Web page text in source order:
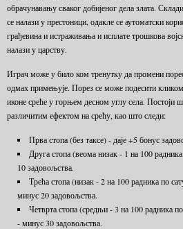
обрачунавању сваког добијеног дела злата.
се налази у престоници, одакле се аутоматски
грађевина и истраживања и исплате трошкова
налази у царству.
Играч може у било ком тренутку да промени
одмах примењује. Порез се може подесити
иконе среће у горњем десном углу села. Постоји
различитим ефектом на срећу, као што следи:
Прва стопа (без таксе) - даје +5 бонус
Друга стопа (веома низак - 1 на 100
10 задовољства.
Трећа стопа (низак - 2 на 100 радника по
минус 20 задовољства.
Четврта стопа (средњи - 3 на 100 радника
- минус 30 задовољства.